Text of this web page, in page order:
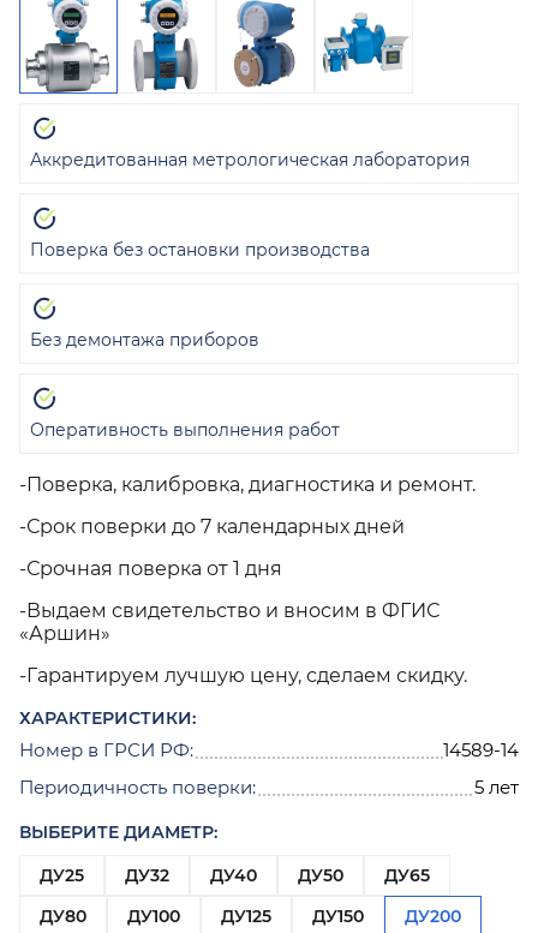
-Поверка, калибровка, диагностика и ремонт.
-Срок поверки до 7 календарных дней
-Срочная поверка от 1 дня
-Выдаем свидетельство и вносим в ФГИС
«Аршин»
-Гарантируем лучшую цену, сделаем скидку.
ХАРАКТЕРИСТИКИ:
Номер в ГРСИ РФ:
14589-14
Периодичность поверки:
5 лет
ВЫБЕРИТЕ ДИАМЕТР:
ДУ25
ДУ32 ДУ40 ДУ50
ДУ65
ДУ80
ДУ100 ДУ125 ДУ150
ДУ200
Аккредитованная метрологическая лаборатория
Поверка без остановки производства
Без демонтажа приборов
Оперативность выполнения работ